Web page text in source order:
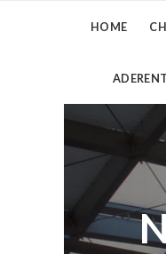
HOME